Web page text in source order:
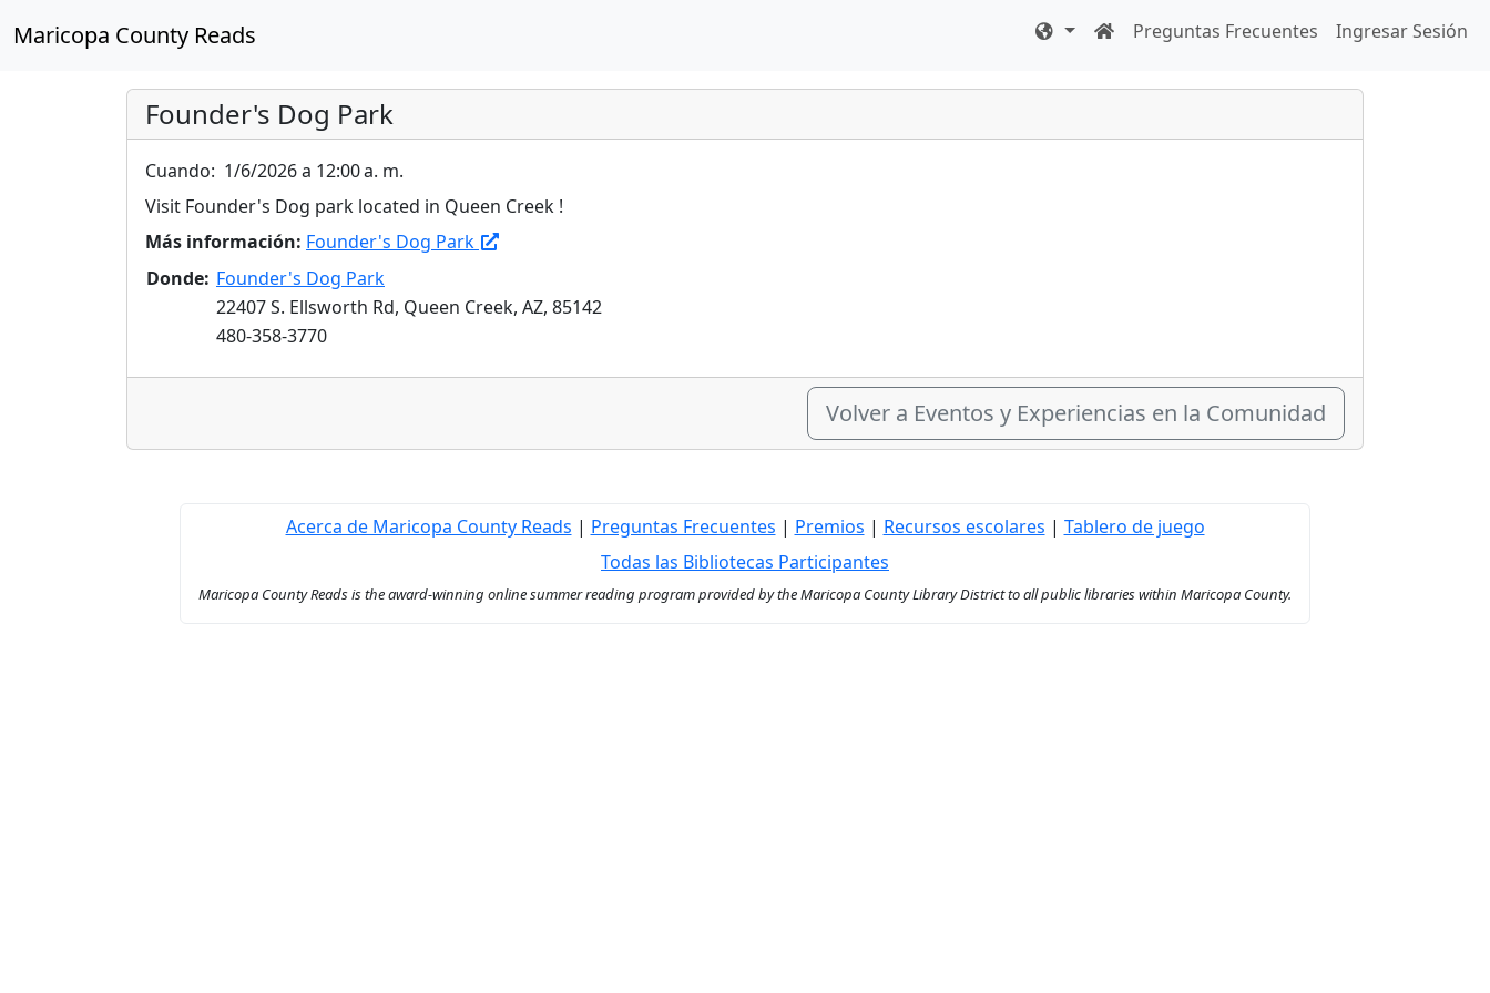
Maricopa County Reads Preguntas Frecuentes Ingresar Sesión
Founder's Dog Park
Cuando: 1/6/2026 a 12:00 a. m.
Visit Founder's Dog park located in Queen Creek !
Más información: Founder's Dog Park
Donde: Founder's Dog Park
22407 S. Ellsworth Rd, Queen Creek, AZ, 85142
480-358-3770
Volver a Eventos y Experiencias en la Comunidad
Acerca de Maricopa County Reads | Preguntas Frecuentes | Premios | Recursos escolares | Tablero de juego
Todas las Bibliotecas Participantes
Maricopa County Reads is the award-winning online summer reading program provided by the Maricopa County Library District to all public libraries within Maricopa County.